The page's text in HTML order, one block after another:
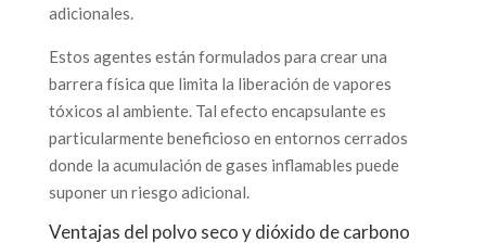
adicionales.
Estos agentes están formulados para crear una
barrera física que limita la liberación de vapores
tóxicos al ambiente. Tal efecto encapsulante es
particularmente beneficioso en entornos cerrados
donde la acumulación de gases inflamables puede
suponer un riesgo adicional.
Ventajas del polvo seco y dióxido de carbono